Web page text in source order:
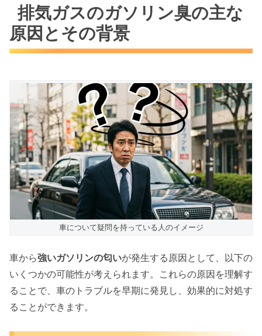
排気ガスのガソリン臭の主な
原因とその背景
車について疑問を持っている人のイメージ
車から強いガソリンの匂いが発生する原因として、以下の
いくつかの可能性が考えられます。これらの原因を理解す
ることで、車のトラブルを早期に発見し、効果的に対処す
ることができます。